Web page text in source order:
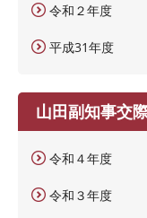
令和２年度
平成31年度
山田副知事交
令和４年度
令和３年度